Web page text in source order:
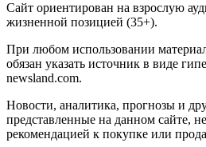
Сайт ориентирован на взрослую
жизненной позицией (35+).
При любом использовании
обязан указать источник в виде
newsland.com.
Новости, аналитика, прогнозы и
представленные на данном сайте,
рекомендацией к покупке или